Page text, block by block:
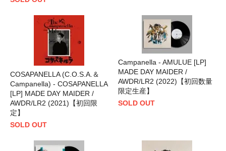
COSAPANELLA (C.O.S.A.＆
Campanella) - COSAPANELLA
[LP] MADE DAY MAIDER /
AWDR/LR2 (2021)【初回限
定】
SOLD OUT
Campanella - AMULUE [LP]
MADE DAY MAIDER /
AWDR/LR2 (2022)【初回数量
限定生産】
SOLD OUT